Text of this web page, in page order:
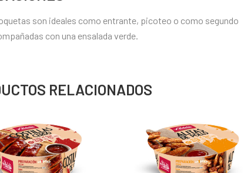
son ideales como entrante, picoteo o como segundo
con una ensalada verde.
RELACIONADOS